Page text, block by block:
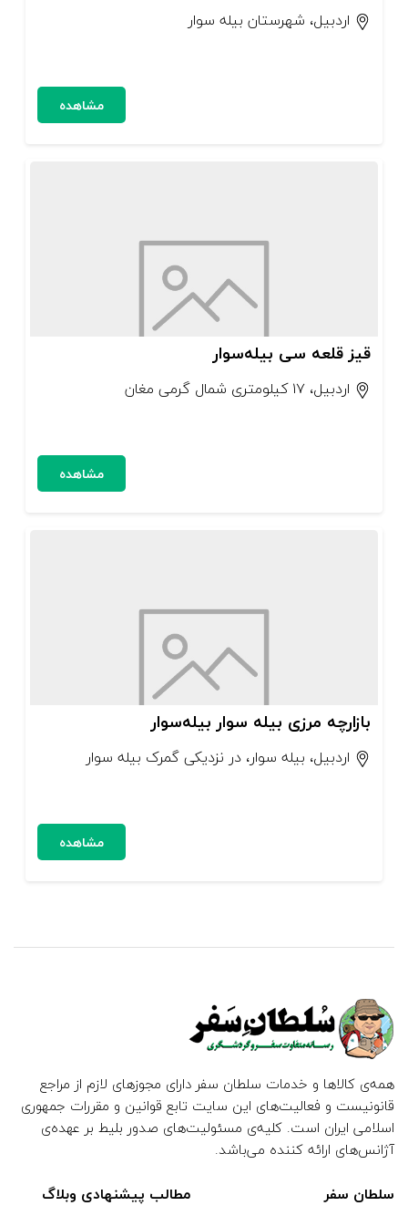
اردبیل، شهرستان بیله سوار
مشاهده
قیز قلعه سی بیله‌سوار
اردبیل، ۱۷ کیلومتری شمال گرمی مغان
مشاهده
بازارچه مرزی بیله سوار بیله‌سوار
اردبیل، بیله‌ سوار، در نزدیکی گمرک بیله سوار
مشاهده
همه‌ی کالاها و خدمات سلطان سفر دارای مجوزهای لازم از مراجع
قانونیست و فعالیت‌های این سایت تابع قوانین و مقررات جمهوری
اسلامی ایران است. کلیه‌ی مسئولیت‌های صدور بلیط بر عهده‌ی
آژانس‌های ارائه کننده می‌باشد.
سلطان سفر مطالب پیشنهادی وبلاگ